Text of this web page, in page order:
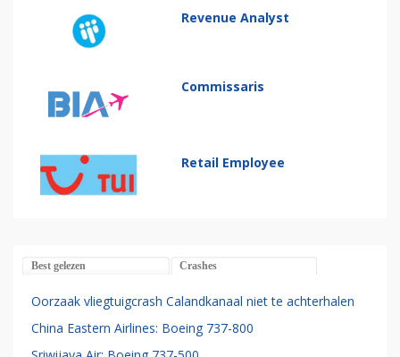
Revenue Analyst
Commissaris
Retail Employee
Best gelezen Crashes
Oorzaak vliegtuigcrash Calandkanaal niet te achterhalen
China Eastern Airlines: Boeing 737-800